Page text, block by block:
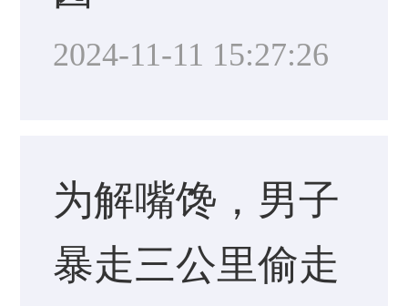
2024-11-11 15:27:26
为解嘴馋，男子
暴走三公里偷走